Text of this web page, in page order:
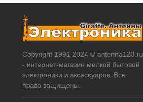
Copyright 1991-2024 © antenna123.ru
- интернет-магазин мелкой бытовой
электроники и аксессуаров. Все
права защищены.